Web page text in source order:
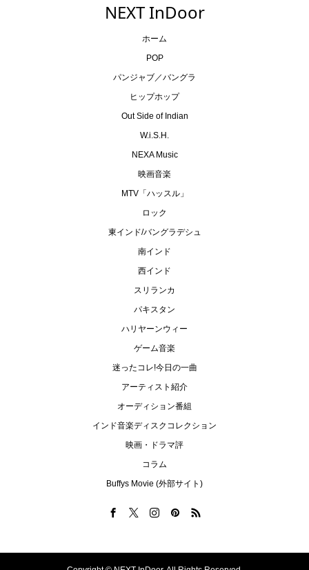
NEXT InDoor
ホーム
POP
パンジャブ／バングラ
ヒップホップ
Out Side of Indian
W.i.S.H.
NEXA Music
映画音楽
MTV「ハッスル」
ロック
東インド/バングラデシュ
南インド
西インド
スリランカ
パキスタン
ハリヤーンウィー
ゲーム音楽
迷ったコレ!今日の一曲
アーティスト紹介
オーディション番組
インド音楽ディスクコレクション
映画・ドラマ評
コラム
Buffys Movie (外部サイト)